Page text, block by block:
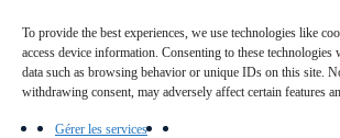
To provide the best experiences, we use technologies like
access device information. Consenting to these
data such as browsing behavior or unique IDs on this site.
withdrawing consent, may adversely affect certain features
Gérer les services
Nos propriétés
Acheter